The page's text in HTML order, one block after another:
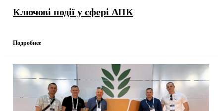
Ключові події у сфері АПК
Подробнее